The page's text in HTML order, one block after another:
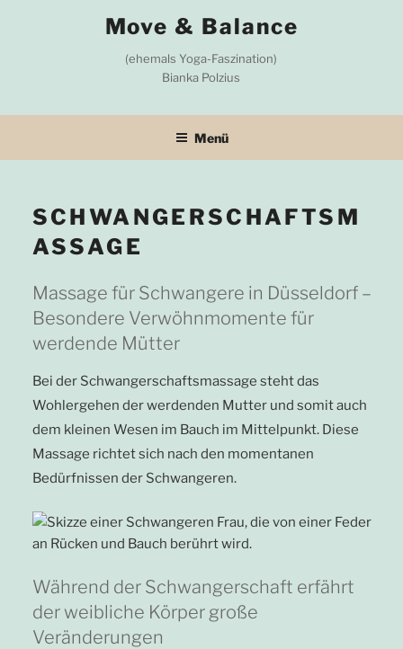
Move & Balance
(ehemals Yoga-Faszination)
Bianka Polzius
Menü
SCHWANGERSCHAFTSM
ASSAGE
Massage für Schwangere in Düsseldorf –
Besondere Verwöhnmomente für
werdende Mütter
Bei der Schwangerschaftsmassage steht das
Wohlergehen der werdenden Mutter und somit auch
dem kleinen Wesen im Bauch im Mittelpunkt. Diese
Massage richtet sich nach den momentanen
Bedürfnissen der Schwangeren.
Während der Schwangerschaft erfährt
der weibliche Körper große
Veränderungen